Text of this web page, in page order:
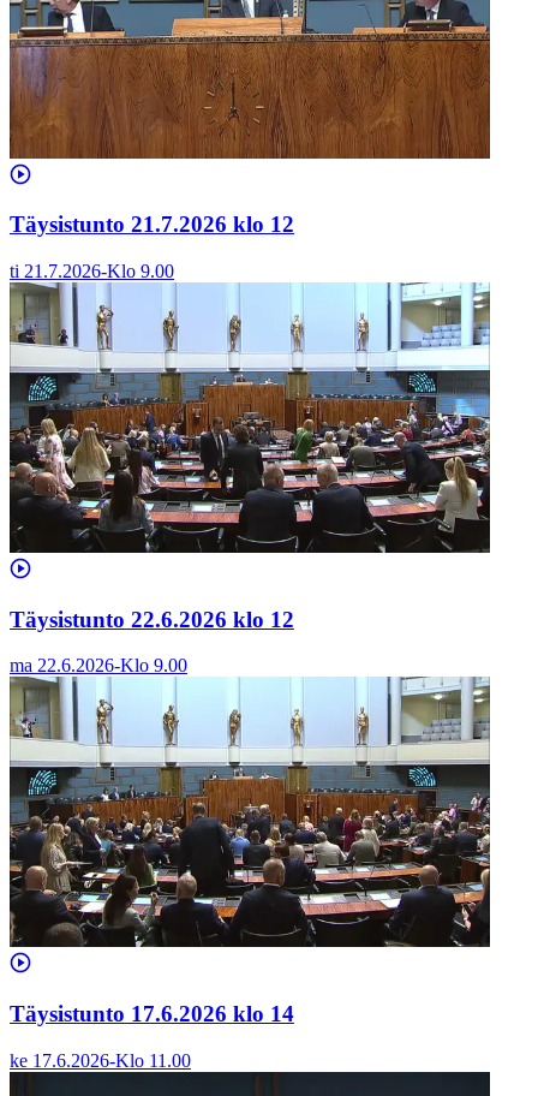
Täysistunto 21.7.2026 klo 12
ti 21.7.2026-Klo 9.00
Täysistunto 22.6.2026 klo 12
ma 22.6.2026-Klo 9.00
Täysistunto 17.6.2026 klo 14
ke 17.6.2026-Klo 11.00